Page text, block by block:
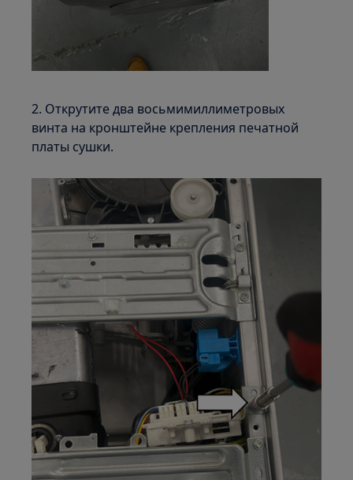
2. Открутите два восьмимиллиметровых
винта на кронштейне крепления печатной
платы сушки.